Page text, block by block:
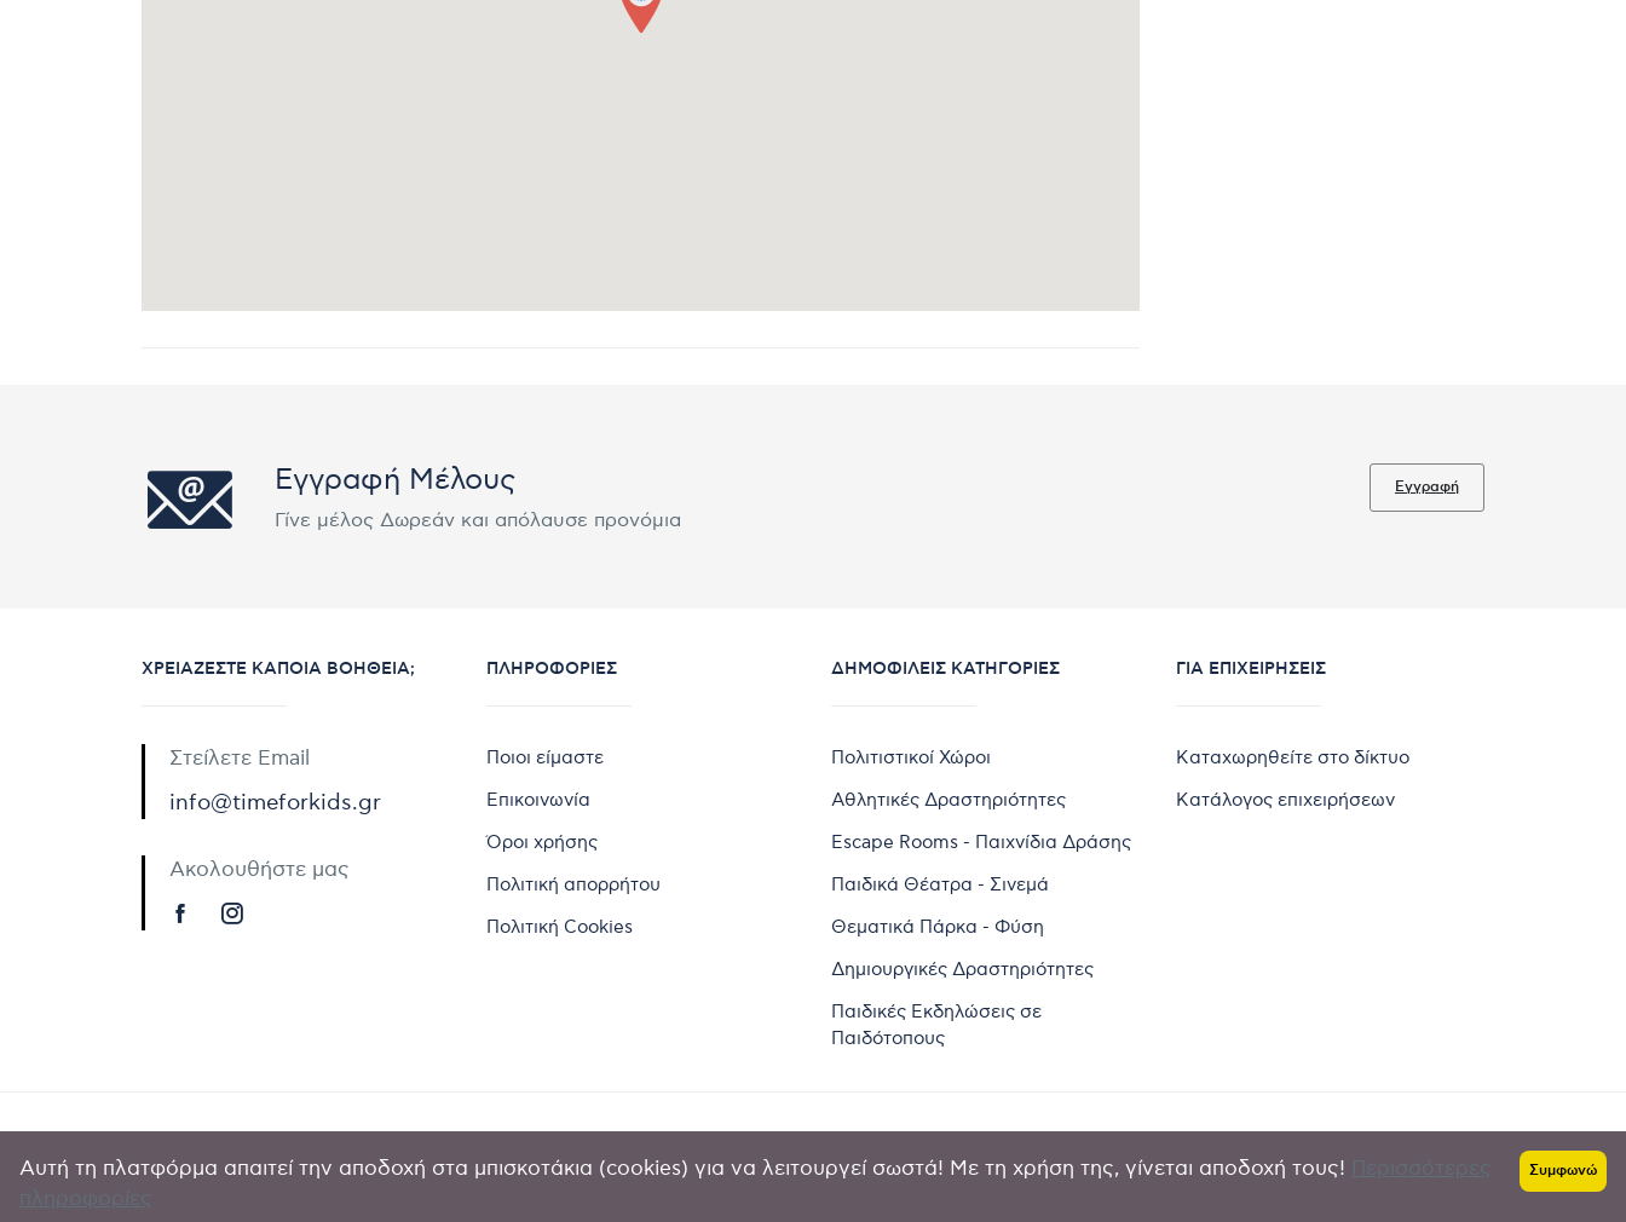
Εγγραφή Μέλους
Γίνε μέλος Δωρεάν και απόλαυσε προνόμια
Εγγραφή
ΧΡΕΙΆΖΕΣΤΕ ΚΆΠΟΙΑ ΒΟΉΘΕΙΑ;
Στείλετε Email
info@timeforkids.gr
Ακολουθήστε μας
ΠΛΗΡΟΦΟΡΊΕΣ
Ποιοι είμαστε
Επικοινωνία
Όροι χρήσης
Πολιτική απορρήτου
Πολιτική Cookies
ΔΗΜΟΦΙΛΕΊΣ ΚΑΤΗΓΟΡΊΕΣ
Πολιτιστικοί Χώροι
Αθλητικές Δραστηριότητες
Escape Rooms - Παιχνίδια Δράσης
Παιδικά Θέατρα - Σινεμά
Θεματικά Πάρκα - Φύση
Δημιουργικές Δραστηριότητες
Παιδικές Εκδηλώσεις σε
Παιδότοπους
ΓΙΑ ΕΠΙΧΕΙΡΉΣΕΙΣ
Καταχωρηθείτε στο δίκτυο
Κατάλογος επιχειρήσεων
Copyright © 2024 by Goldensites Πολιτική απορρήτου-
Αυτή τη πλατφόρμα απαιτεί την αποδοχή στα μπισκοτάκια (cookies) για να λειτουργεί σωστά! Με τη χρήση της, γίνεται αποδοχή τους! Συμφωνώ